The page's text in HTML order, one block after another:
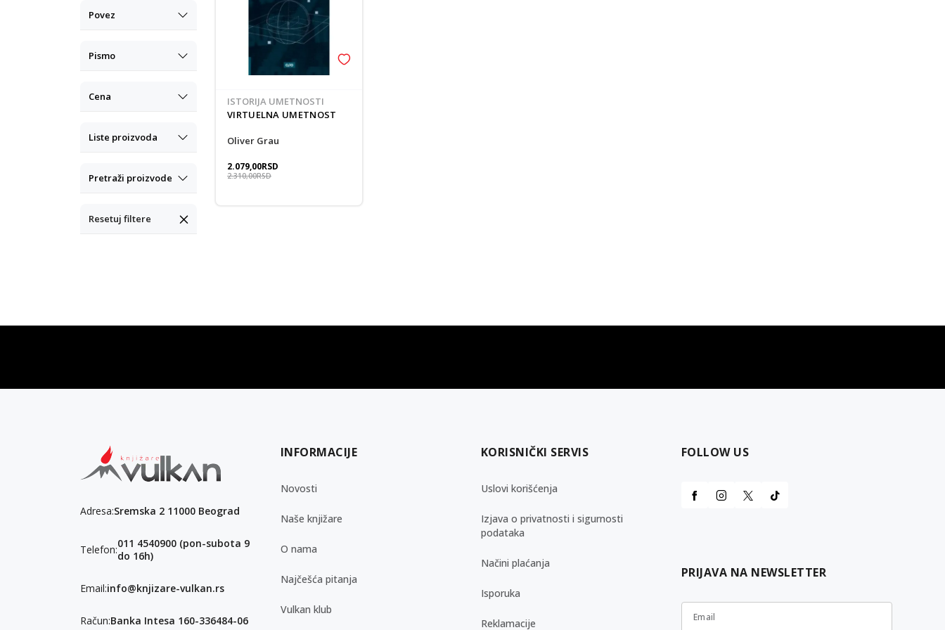
Resetuj filtere
Povez
Pismo
Cena
Liste proizvoda
Pretraži proizvode
ISTORIJA UMETNOSTI
VIRTUELNA UMETNOST
Oliver Grau
2.079,00RSD
2.310,00RSD
Adresa:Sremska 2 11000 Beograd
Telefon:011 4540900 (pon-subota 9
do 16h)
Email:info@knjizare-vulkan.rs
Račun:Banka Intesa 160-336484-06
INFORMACIJE
Novosti
Naše knjižare
O nama
Najčešća pitanja
Vulkan klub
KORISNIČKI SERVIS
Uslovi korišćenja
Izjava o privatnosti i sigurnosti
podataka
Načini plaćanja
Isporuka
Reklamacije
FOLLOW US
PRIJAVA NA NEWSLETTER
Email